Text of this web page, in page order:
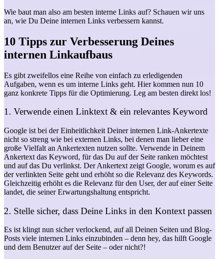
Wie baut man also am besten interne Links auf? Schauen wir uns
an, wie Du Deine internen Links verbessern kannst.
10 Tipps zur Verbesserung Deines
internen Linkaufbaus
Es gibt zweifellos eine Reihe von einfach zu erledigenden
Aufgaben, wenn es um interne Links geht. Hier kommen nun 10
ganz konkrete Tipps für die Optimierung. Leg am besten direkt los!
1. Verwende einen Linktext & ein relevantes Keyword
Google ist bei der Einheitlichkeit Deiner internen Link-Ankertexte
nicht so streng wie bei externen Links, bei denen man lieber eine
große Vielfalt an Ankertexten nutzen sollte. Verwende in Deinem
Ankertext das Keyword, für das Du auf der Seite ranken möchtest
und auf das Du verlinkst. Der Ankertext zeigt Google, worum es auf
der verlinkten Seite geht und erhöht so die Relevanz des Keywords.
Gleichzeitig erhöht es die Relevanz für den User, der auf einer Seite
landet, die seiner Erwartungshaltung entspricht.
2. Stelle sicher, dass Deine Links in den Kontext passen
Es ist klingt nun sicher verlockend, auf all Deinen Seiten und Blog-
Posts viele internen Links einzubinden – denn hey, das hilft Google
und dem Benutzer auf der Seite – oder nicht?!